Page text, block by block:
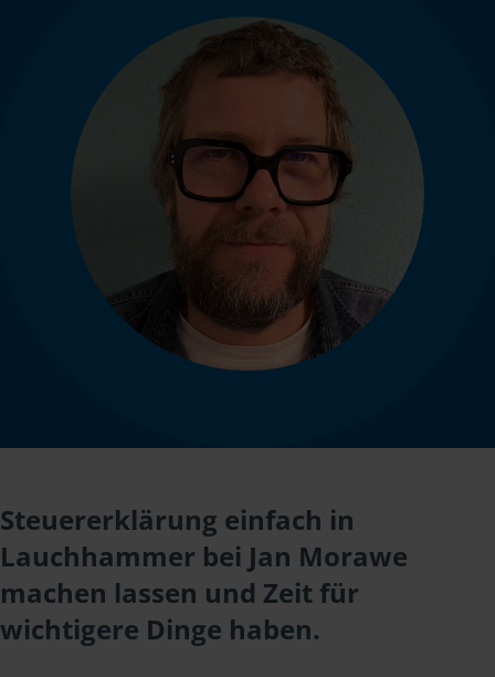
Steuererklärung einfach in
Lauchhammer bei Jan Morawe
machen lassen und Zeit für
wichtigere Dinge haben.